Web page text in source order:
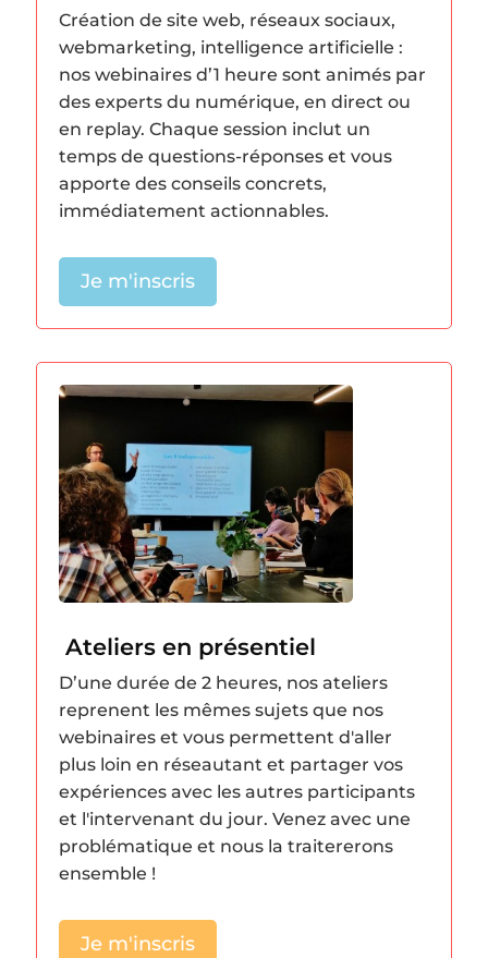
Création de site web, réseaux sociaux,
webmarketing, intelligence artificielle :
nos webinaires d’1 heure sont animés par
des experts du numérique, en direct ou
en replay. Chaque session inclut un
temps de questions-réponses et vous
apporte des conseils concrets,
immédiatement actionnables.
Je m'inscris
Ateliers en présentiel
D’une durée de 2 heures, nos ateliers
reprenent les mêmes sujets que nos
webinaires et vous permettent d'aller
plus loin en réseautant et partager vos
expériences avec les autres participants
et l'intervenant du jour. Venez avec une
problématique et nous la traitererons
ensemble !
Je m'inscris